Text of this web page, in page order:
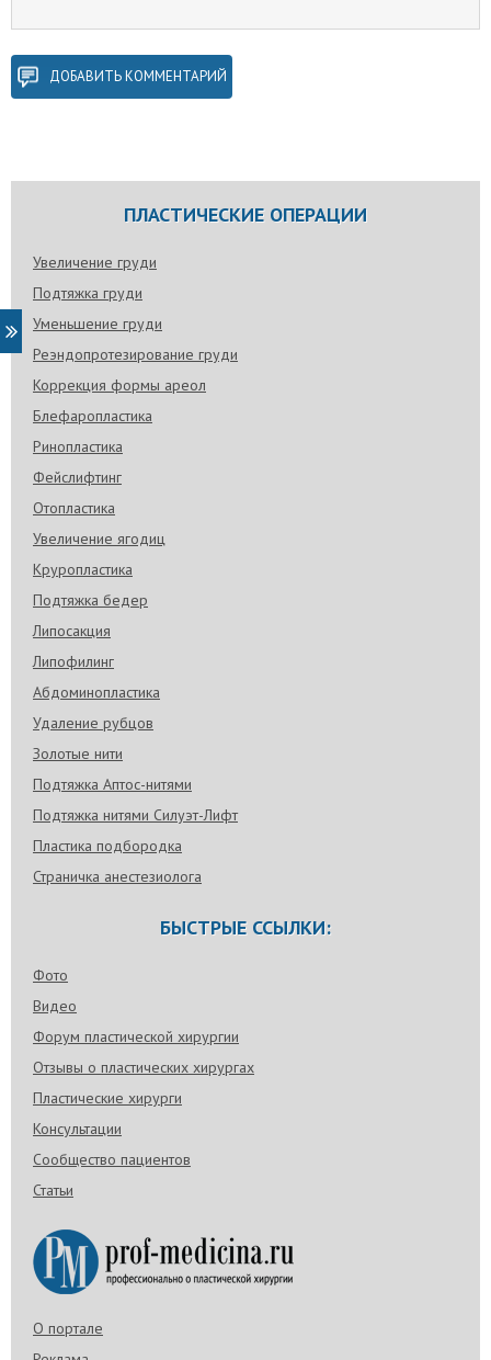
ДОБАВИТЬ КОММЕНТАРИЙ
ПЛАСТИЧЕСКИЕ ОПЕРАЦИИ
Увеличение груди
Подтяжка груди
Уменьшение груди
Реэндопротезирование груди
Коррекция формы ареол
Блефаропластика
Ринопластика
Фейслифтинг
Отопластика
Увеличение ягодиц
Круропластика
Подтяжка бедер
Липосакция
Липофилинг
Абдоминопластика
Удаление рубцов
Золотые нити
Подтяжка Аптос-нитями
Подтяжка нитями Силуэт-Лифт
Пластика подбородка
Страничка анестезиолога
БЫСТРЫЕ ССЫЛКИ:
Фото
Видео
Форум пластической хирургии
Отзывы о пластических хирургах
Пластические хирурги
Консультации
Сообщество пациентов
Статьи
О портале